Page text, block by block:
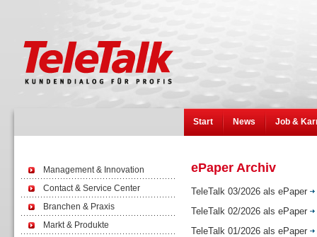
Start News Job &
Management & Innovation
Contact & Service Center
Branchen & Praxis
Markt & Produkte
ePaper Archiv
TeleTalk 03/2026 als ePaper
TeleTalk 02/2026 als ePaper
TeleTalk 01/2026 als ePaper